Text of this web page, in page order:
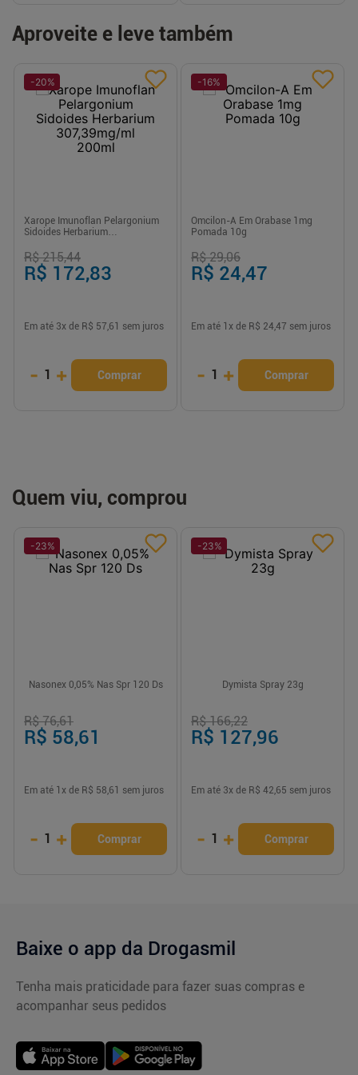
Aproveite e leve também
-20%
Xarope Imunoflan Pelargonium
Sidoides Herbarium
R$ 215,44
R$ 172,83
Em até 3x de R$ 57,61 sem juros
- 1 + Comprar
-16%
Omcilon-A Em Orabase 1mg
Pomada 10g
R$ 29,06
R$ 24,47
Em até 1 x de R$ 24,47 sem juros
- 1 + Comprar
Quem viu, comprou
-23%
Nasonex 0,05% Nas Spr 120 Ds
R$ 76,61
R$ 58,61
Em até 1 x de R$ 58,61 sem juros
- 1 + Comprar
-23%
Dymista Spray 23g
R$ 166,22
R$ 127,96
Em até 3x de R$ 42,65 sem juros
- 1 + Comprar
Baixe o app da Drogasmil
Tenha mais praticidade para fazer suas compras e
acompanhar seus pedidos